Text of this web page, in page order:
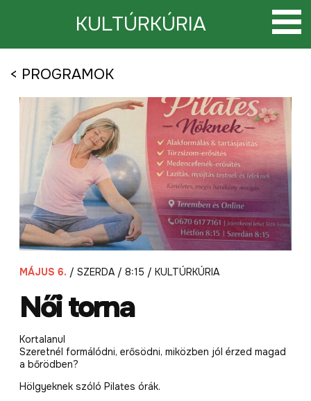
KULTÚRKÚRIA
< PROGRAMOK
MÁJUS 6. / SZERDA / 8:15 / KULTÚRKÚRIA
Női torna
Kortalanul
Szeretnél formálódni, erősödni, miközben jól érzed magad
a bőrödben?
Hölgyeknek szóló Pilates órák.